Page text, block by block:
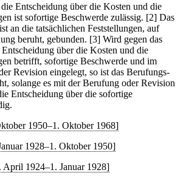
Entscheidung über die Kosten und die
ist sofortige Beschwerde zulässig. [2] Das
an die tatsächlichen Feststellungen, auf
beruht, gebunden. [3] Wird gegen das
über die Kosten und die
betrifft, sofortige Beschwerde und im
Revision eingelegt, so ist das Berufungs-
solange es mit der Berufung oder Revision
Entscheidung über die sofortige
1950–1. Oktober 1968]
1928–1. Oktober 1950]
April 1924–1. Januar 1928]